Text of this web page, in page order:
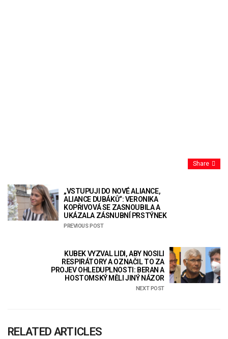
Share
„VSTUPUJI DO NOVÉ ALIANCE,
ALIANCE DUBÁKŮ“: VERONIKA
KOPŘIVOVÁ SE ZASNOUBILA A
UKÁZALA ZÁSNUBNÍ PRSTÝNEK
PREVIOUS POST
KUBEK VYZVAL LIDI, ABY NOSILI
RESPIRÁTORY A OZNAČIL TO ZA
PROJEV OHLEDUPLNOSTI: BERAN A
HOSTOMSKÝ MĚLI JINÝ NÁZOR
NEXT POST
RELATED ARTICLES